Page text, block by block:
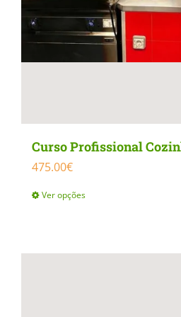
page
Curso Profissional
475.00€
Ver opções
has